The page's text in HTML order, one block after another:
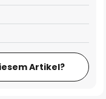
Artikel?